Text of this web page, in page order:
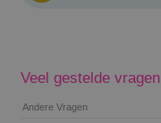
Veel gestelde vragen
Andere Vragen